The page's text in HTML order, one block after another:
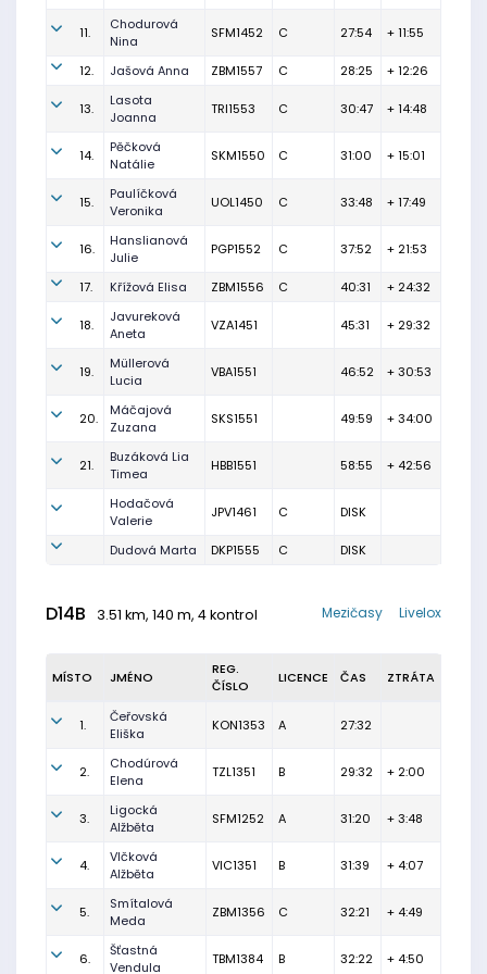
11.
Chodurová
Nina
SFM1452 C 27:54 + 11:55
12. Jašová Anna ZBM1557 C 28:25 + 12:26
13.
Lasota
Joanna
TRI1553 C 30:47 + 14:48
14.
Pěčková
Natálie
SKM1550 C 31:00 + 15:01
15.
Paulíčková
Veronika
UOL1450 C 33:48 + 17:49
16.
Hanslianová
Julie
PGP1552 C 37:52 + 21:53
17. Křížová Elisa ZBM1556 C 40:31 + 24:32
18.
Javureková
Aneta
VZA1451 45:31 + 29:32
19.
Müllerová
Lucia
VBA1551 46:52 + 30:53
20.
Máčajová
Zuzana
SKS1551 49:59 + 34:00
21.
Buzáková Lia
Timea
HBB1551 58:55 + 42:56
Hodačová
Valerie
JPV1461 C DISK
Dudová Marta DKP1555 C DISK
D14B 3.51 km, 140 m, 4 kontrol Livelox
Mezičasy
MÍSTO JMÉNO
REG.
ČÍSLO
LICENCE ČAS ZTRÁTA
1.
Čeřovská
Eliška
KON1353 A 27:32
2.
Chodúrová
Elena
TZL1351 B 29:32 + 2:00
3.
Ligocká
Alžběta
SFM1252 A 31:20 + 3:48
4.
Vlčková
Alžběta
VIC1351 B 31:39 + 4:07
5.
Smítalová
Meda
ZBM1356 C 32:21 + 4:49
6.
Šťastná
Vendula
TBM1384 B 32:22 + 4:50